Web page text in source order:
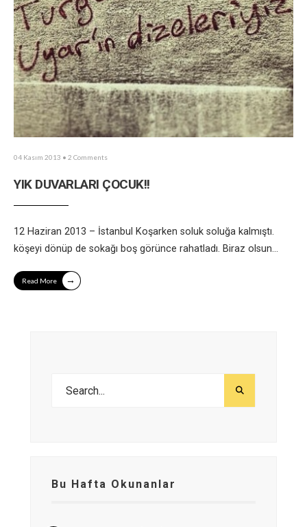
04 Kasım 2013 • 2 Comments
YIK DUVARLARI ÇOCUK!!
12 Haziran 2013 – İstanbul Koşarken soluk soluğa kalmıştı.
köşeyi dönüp de sokağı boş görünce rahatladı. Biraz olsun...
Read More →
Bu Hafta Okunanlar